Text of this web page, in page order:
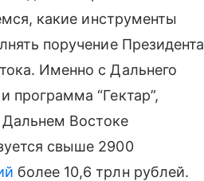
какие инструменты
поручение Президента
Именно с Дальнего
программа “Гектар”,
Дальнем Востоке
свыше 2900
более 10,6 трлн рублей.